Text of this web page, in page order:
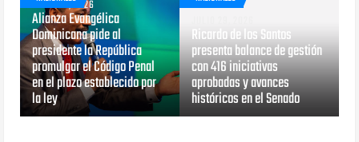
JULIO 29, 2026
Alianza Evangélica
Dominicana pide al
presidente la República
promulgar el Código Penal
en el plazo establecido por
la ley
Ricardo de los Santos
presenta balance de gestión
con 416 iniciativas
aprobadas y avances
históricos en el Senado